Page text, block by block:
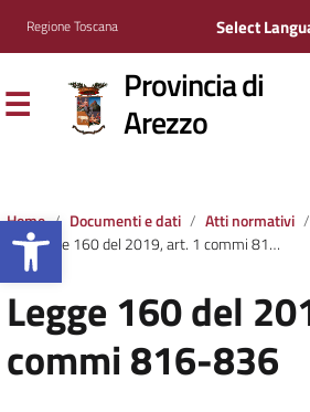
Apri la barra degli
Regione Toscana
Provincia di
Arezzo
Home Documenti e dati Atti normativi
Legge 160 del 2019, art. 1 commi 816-836
Legge 160 del
commi 816-836